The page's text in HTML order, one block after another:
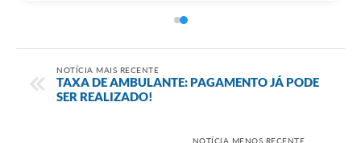
NOTÍCIA MAIS RECENTE
TAXA DE AMBULANTE: PAGAMENTO JÁ PODE
SER REALIZADO!
NOTÍCIA MENOS RECENTE